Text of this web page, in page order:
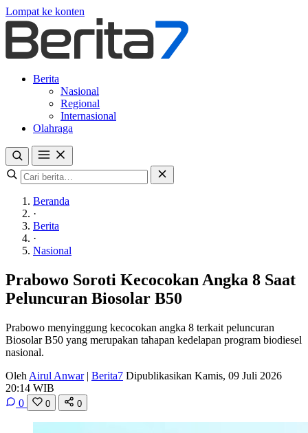
Lompat ke konten
Berita
Nasional
Regional
Internasional
Olahraga
Beranda
·
Berita
·
Nasional
Prabowo Soroti Kecocokan Angka 8 Saat
Peluncuran Biosolar B50
Prabowo menyinggung kecocokan angka 8 terkait peluncuran
Biosolar B50 yang merupakan tahapan kedelapan program biodiesel
nasional.
Oleh Airul Anwar | Berita7 Dipublikasikan Kamis, 09 Juli 2026
20:14 WIB
0
0 0